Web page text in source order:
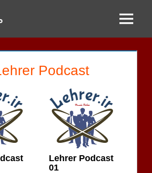
Menu
Podcast
Lehrer Podcast
01